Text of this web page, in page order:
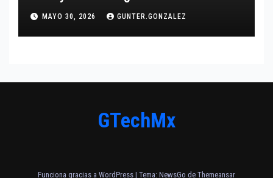
MAYO 30, 2026 GUNTER.GONZALEZ
GTechMx
Funciona gracias a WordPress | Tema: NewsGo de Themeansar